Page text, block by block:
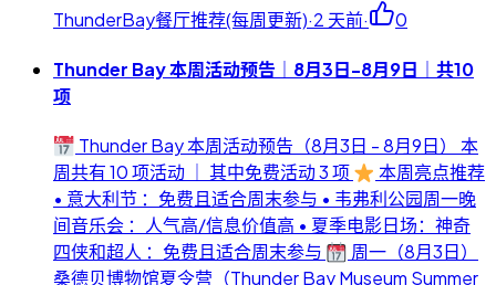
ThunderBay餐厅推荐(每周更新)·2 天前· 0
Thunder Bay 本周活动预告｜8月3日-8月9日｜共10
项
Thunder Bay 本周活动预告（8月3日 - 8月9日） 本
周共有 10 项活动 ｜ 其中免费活动 3 项
本周亮点推荐
• 意大利节 ：免费且适合周末参与 • 韦弗利公园周一晚
间音乐会 ：人气高/信息价值高 • 夏季电影日场：神奇
四侠和超人 ：免费且适合周末参与
周一（8月3日）
桑德贝博物馆夏令营（Thunder Bay Museum Summer